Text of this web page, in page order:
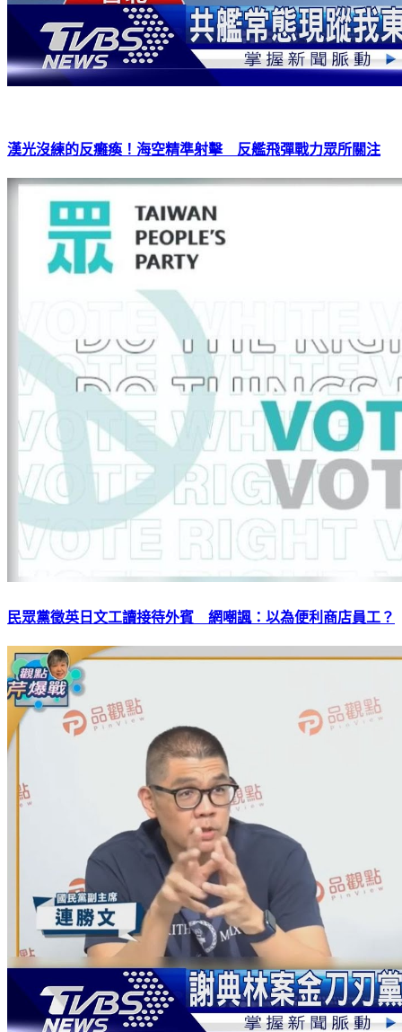
漢光沒練的反癱瘓！海空精準射擊 反艦飛彈戰力眾所關注
民眾黨徵英日文工讀接待外賓 網嘲諷：以為便利商店員工？